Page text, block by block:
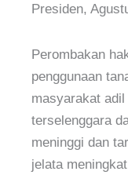
Presiden,
Perombakan
penggunaan
masyarakat
terselenggara
meninggi dan
jelata